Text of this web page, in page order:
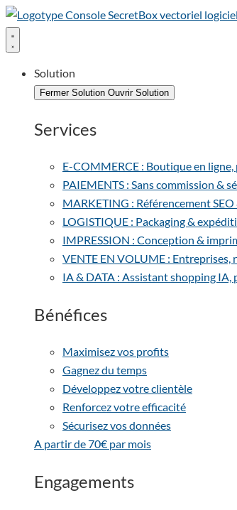
Solution
Fermer Solution Ouvrir Solution
Services
E-COMMERCE : Boutique en
PAIEMENTS : Sans commission &
MARKETING : Référencement
LOGISTIQUE : Packaging &
IMPRESSION : Conception &
VENTE EN VOLUME : Entreprises,
IA & DATA : Assistant shopping
Bénéfices
Maximisez vos profits
Gagnez du temps
Développez votre clientèle
Renforcez votre efficacité
Sécurisez vos données
A partir de 70€ par mois
Engagements